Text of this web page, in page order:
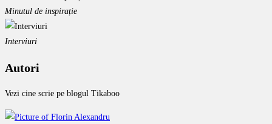
Minutul de inspirație
Interviuri
Autori
Vezi cine scrie pe blogul Tikaboo